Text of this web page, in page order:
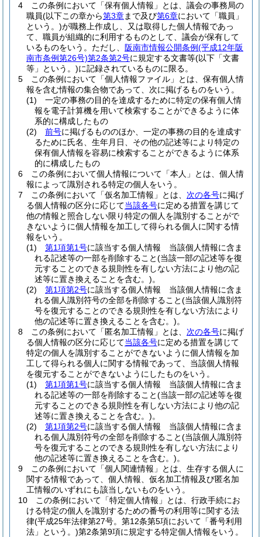
4
この条例において「保有個人情報」とは、議会の事務局の
職員(以下この章から第3章まで及び第6章において「職員」
という。)が職務上作成し、又は取得した個人情報であっ
て、職員が組織的に利用するものとして、議会が保有して
いるものをいう。 ただし、 阪南市情報公開条例(平成12年阪
南市条例第26号)第2条第2号に規定する文書等(以下「文書
等」という。)に記録されているものに限る。
5
この条例において「個人情報ファイル」とは、保有個人情
報を含む情報の集合物であって、次に掲げるものをいう。
(1)
一定の事務の目的を達成するために特定の保有個人情
報を電子計算機を用いて検索することができるように体
系的に構成したもの
(2)
前号に掲げるもののほか、一定の事務の目的を達成す
るために氏名、生年月日、その他の記述等により特定の
保有個人情報を容易に検索することができるように体系
的に構成したもの
6
この条例において個人情報について「本人」とは、個人情
報によって識別される特定の個人をいう。
7
この条例において「仮名加工情報」とは、 次の各号に掲げ
る個人情報の区分に応じて当該各号に定める措置を講じて
他の情報と照合しない限り特定の個人を識別することがで
きないように個人情報を加工して得られる個人に関する情
報をいう。
(1)
第1項第1号に該当する個人情報 当該個人情報に含ま
れる記述等の一部を削除すること(当該一部の記述等を復
元することのできる規則性を有しない方法により他の記
述等に置き換えることを含む。)。
(2)
第1項第2号に該当する個人情報 当該個人情報に含ま
れる個人識別符号の全部を削除すること(当該個人識別符
号を復元することのできる規則性を有しない方法により
他の記述等に置き換えることを含む。)。
8
この条例において「匿名加工情報」とは、 次の各号に掲げ
る個人情報の区分に応じて当該各号に定める措置を講じて
特定の個人を識別することができないように個人情報を加
工して得られる個人に関する情報であって、当該個人情報
を復元することができないようにしたものをいう。
(1)
第1項第1号に該当する個人情報 当該個人情報に含ま
れる記述等の一部を削除すること(当該一部の記述等を復
元することのできる規則性を有しない方法により他の記
述等に置き換えることを含む。)。
(2)
第1項第2号に該当する個人情報 当該個人情報に含ま
れる個人識別符号の全部を削除すること(当該個人識別符
号を復元することのできる規則性を有しない方法により
他の記述等に置き換えることを含む。)。
9
この条例において「個人関連情報」とは、生存する個人に
関する情報であって、個人情報、仮名加工情報及び匿名加
工情報のいずれにも該当しないものをいう。
10
この条例において「特定個人情報」とは、行政手続にお
ける特定の個人を識別するための番号の利用等に関する法
律(平成25年法律第27号。第12条第5項において「番号利用
法」という。)第2条第9項に規定する特定個人情報をいう。